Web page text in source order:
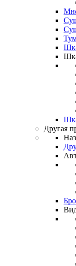
Другая